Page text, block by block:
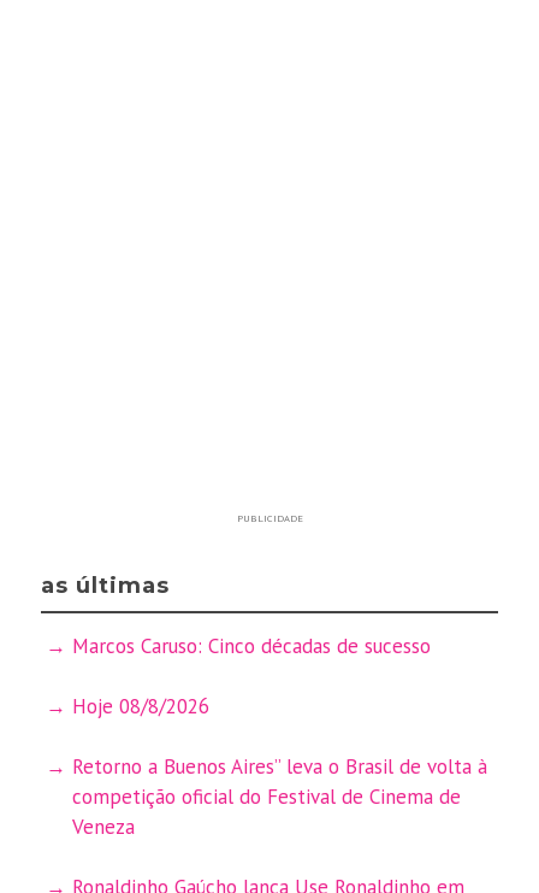
PUBLICIDADE
as últimas
Marcos Caruso: Cinco décadas de sucesso
Hoje 08/8/2026
Retorno a Buenos Aires” leva o Brasil de volta à
competição oficial do Festival de Cinema de
Veneza
Ronaldinho Gaúcho lança Use Ronaldinho em